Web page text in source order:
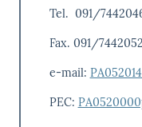
Tel. 091/
Fax. 091/7442052
e-mail:
PEC: